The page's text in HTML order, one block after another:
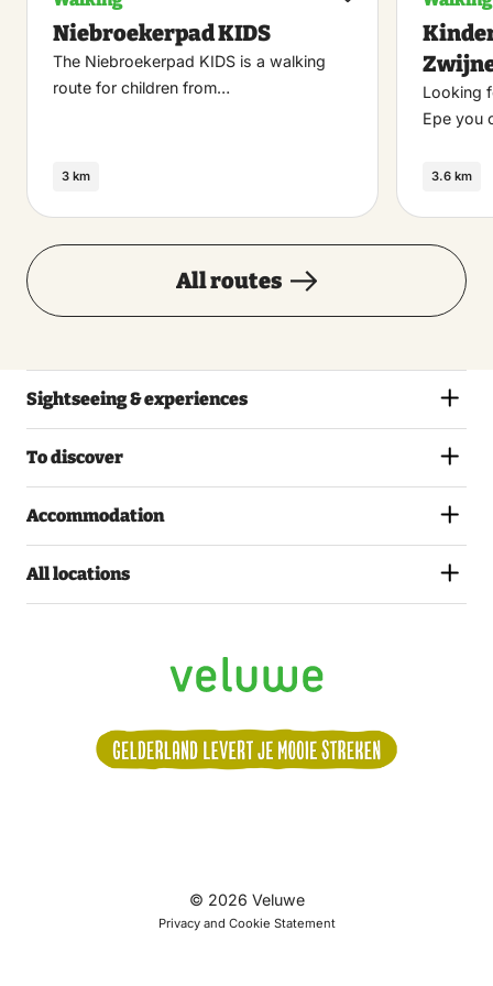
Niebroekerpad KIDS
The Niebroekerpad KIDS is a walking
route for children from…
3 km
Maak
Looking
Epe you
3.6 km
All routes
Sightseeing & experiences
To discover
Accommodation
All locations
ons:
© 2026 Veluwe
Privacy and Cookie Statement